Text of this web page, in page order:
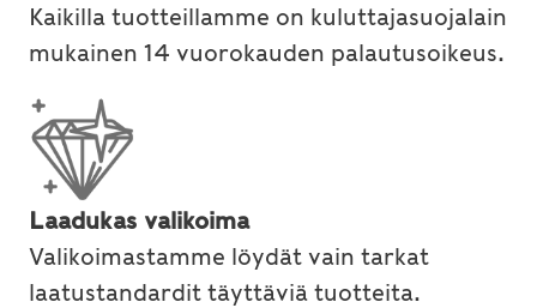
Kaikilla tuotteillamme on kuluttajasuojalain
mukainen 14 vuorokauden palautusoikeus.
Laadukas valikoima
Valikoimastamme löydät vain tarkat
laatustandardit täyttäviä tuotteita.